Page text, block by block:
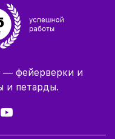
— фейерверки и
и петарды.